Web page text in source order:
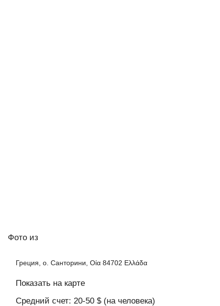
Фото из
Греция, о. Санторини, Οία 84702 Ελλάδα
Показать на карте
Средний счет: 20-50 $ (на человека)